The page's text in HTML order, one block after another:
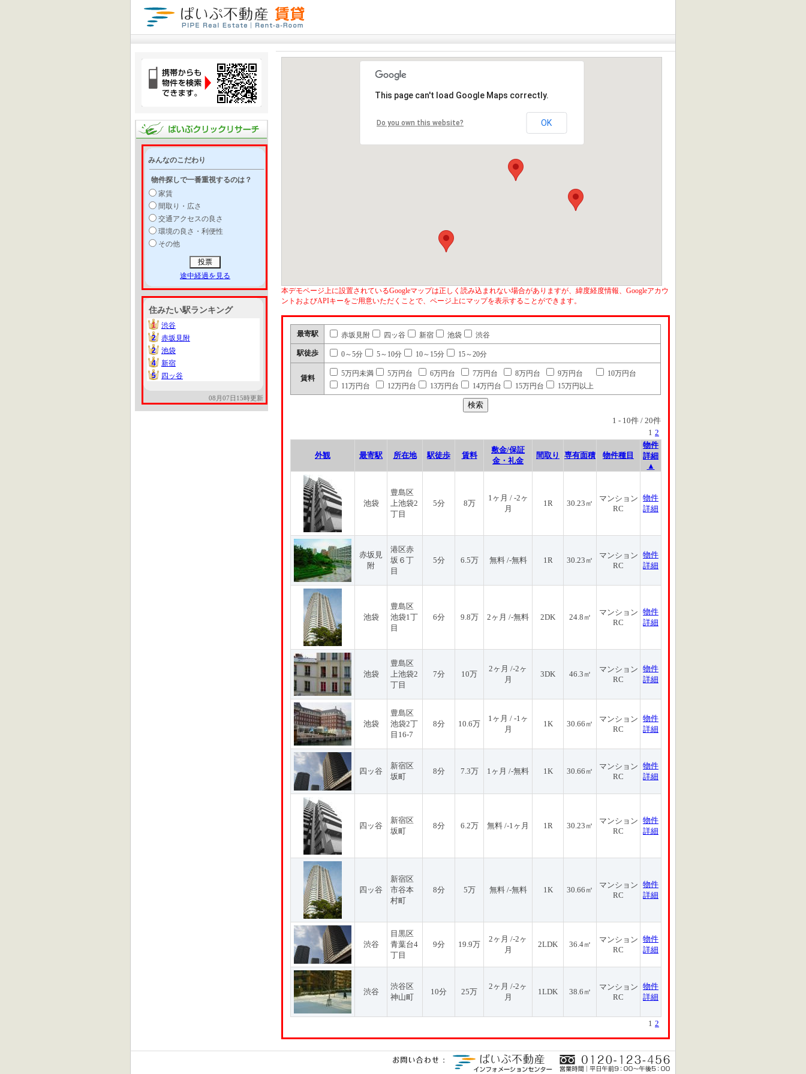
みんなのこだわり
物件探しで一番重視するのは？
家賃
間取り・広さ
交通アクセスの良さ
環境の良さ・利便性
その他
途中経過を見る
住みたい駅ランキング
1
1
渋谷
2
2
赤坂見附
2
2
池袋
4
4
新宿
5
5 四ッ谷
08月07日15時更新
This page can't load Google Maps correctly.
Do you own this website? OK
本デモページ上に設置されているGoogleマップは正しく読み込まれない場合がありますが、緯度経度情報、Googleアカウ
ントおよびAPIキーをご用意いただくことで、ページ上にマップを表示することができます。
最寄駅 赤坂見附 四ッ谷 新宿 池袋 渋谷
駅徒歩 0～5分 5～10分 10～15分 15～20分
賃料
5万円未満 5万円台 6万円台 7万円台 8万円台 9万円台
10万円台
11万円台
12万円台 13万円台 14万円台 15万円台 15万円以上
1 - 10件 / 20件
1 2
外観 最寄駅 所在地 駅徒歩 賃料
敷金/保証
金・礼金
間取り 専有面積 物件種目
物件
詳細
▲
池袋
豊島区
上池袋2
丁目
5分 8万
1ヶ月 / -2ヶ
月
1R 30.23㎡
マンション
RC
物件
詳細
赤坂見
附
港区赤
坂６丁
目
5分 6.5万 無料 /-無料 1R 30.23㎡
マンション
RC
物件
詳細
池袋
豊島区
池袋1丁
目
6分 9.8万 2ヶ月 /-無料 2DK 24.8㎡
マンション
RC
物件
詳細
池袋
豊島区
上池袋2
丁目
7分 10万
2ヶ月 /-2ヶ
月
3DK 46.3㎡
マンション
RC
物件
詳細
池袋
豊島区
池袋2丁
目16-7
8分 10.6万
1ヶ月 / -1ヶ
月
1K 30.66㎡
マンション
RC
物件
詳細
四ッ谷
新宿区
坂町
8分 7.3万 1ヶ月 /-無料 1K 30.66㎡
マンション
RC
物件
詳細
四ッ谷
新宿区
坂町
8分 6.2万 無料 /-1ヶ月 1R 30.23㎡
マンション
RC
物件
詳細
四ッ谷
新宿区
市谷本
村町
8分 5万 無料 /-無料 1K 30.66㎡
マンション
RC
物件
詳細
渋谷
目黒区
青葉台4
丁目
9分 19.9万
2ヶ月 /-2ヶ
月
2LDK 36.4㎡
マンション
RC
物件
詳細
渋谷
渋谷区
神山町
10分 25万
2ヶ月 /-2ヶ
月
1LDK 38.6㎡
マンション
RC
物件
詳細
1 2